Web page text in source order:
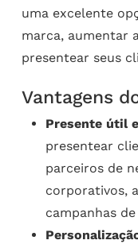
uma excelente
marca, aumentar
presentear seus
Vantagens
Presente útil
presentear
parceiros de
corporativos,
campanhas